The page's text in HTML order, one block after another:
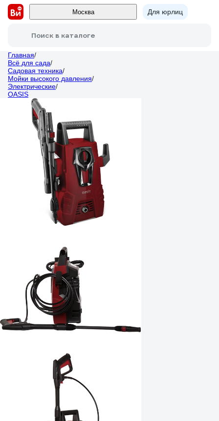
Москва Для юрлиц
Поиск в каталоге
Главная/
Всё для сада/
Садовая техника/
Мойки высокого давления/
Электрические/
OASIS